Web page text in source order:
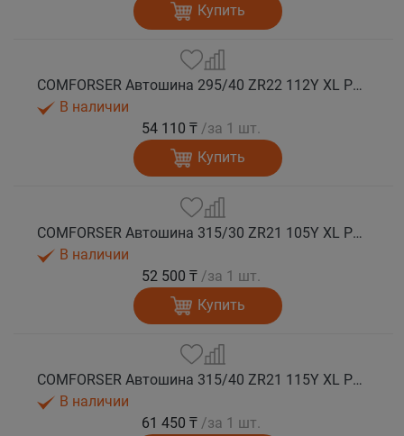
Купить
COMFORSER Автошина 295/40 ZR22 112Y XL PURESPEED лето
В наличии
54 110 ₸ /за 1 шт.
Купить
COMFORSER Автошина 315/30 ZR21 105Y XL PURESPEED лето
В наличии
52 500 ₸ /за 1 шт.
Купить
COMFORSER Автошина 315/40 ZR21 115Y XL PURESPEED лето
В наличии
61 450 ₸ /за 1 шт.